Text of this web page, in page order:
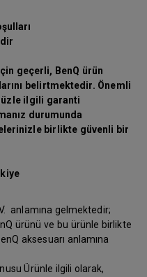
geçerli, BenQ ürün
belirtmektedir. Önemli
ilgili garanti
durumunda
birlikte güvenli bir
anlamına gelmektedir;
ürünü ve bu ürünle birlikte
aksesuarı anlamına
Ürünle ilgili olarak,